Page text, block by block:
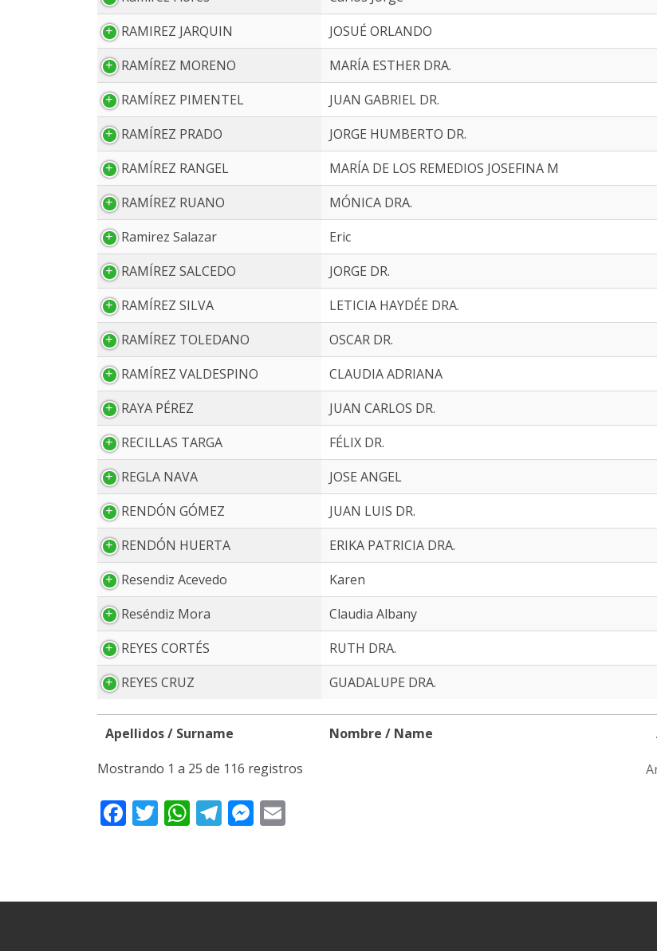
RAMIREZ JARQUIN
JOSUÉ ORLANDO
RAMÍREZ MORENO
MARÍA ESTHER DRA.
RAMÍREZ PIMENTEL
JUAN GABRIEL DR.
RAMÍREZ PRADO
JORGE HUMBERTO DR.
RAMÍREZ RANGEL
MARÍA DE LOS REMEDIOS JOSEFINA M
RAMÍREZ RUANO
MÓNICA DRA.
Ramirez Salazar
Eric
RAMÍREZ SALCEDO
JORGE DR.
RAMÍREZ SILVA
LETICIA HAYDÉE DRA.
RAMÍREZ TOLEDANO
OSCAR DR.
RAMÍREZ VALDESPINO
CLAUDIA ADRIANA
RAYA PÉREZ
JUAN CARLOS DR.
RECILLAS TARGA
FÉLIX DR.
REGLA NAVA
JOSE ANGEL
RENDÓN GÓMEZ
JUAN LUIS DR.
RENDÓN HUERTA
ERIKA PATRICIA DRA.
Resendiz Acevedo
Karen
Reséndiz Mora
Claudia Albany
REYES CORTÉS
RUTH DRA.
REYES CRUZ
GUADALUPE DRA.
Apellidos / Surname Nombre / Name
Mostrando 1 a 25 de 116 registros
Facebook
Twitter
WhatsApp
Telegram
Messenger